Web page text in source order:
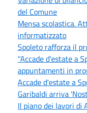
del Comune
Mensa scolastica.
informatizzato
Spoleto rafforza il
"Accade d'estate a
appuntamenti in
Accade d'estate a
Garibaldi arriva
Il piano dei lavori di